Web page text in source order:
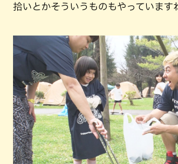
拾いとかそういうものもやっています